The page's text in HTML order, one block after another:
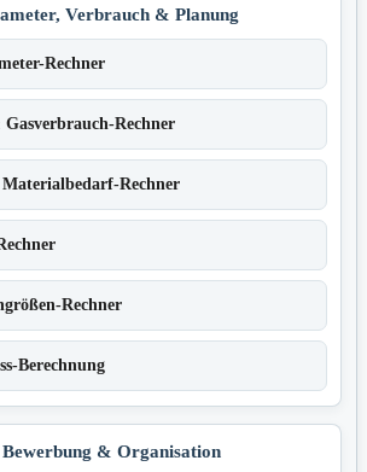
Verbrauch & Planung
Rechner
Gasverbrauch-Rechner
Rechner
Rechner
Berechnung
& Organisation